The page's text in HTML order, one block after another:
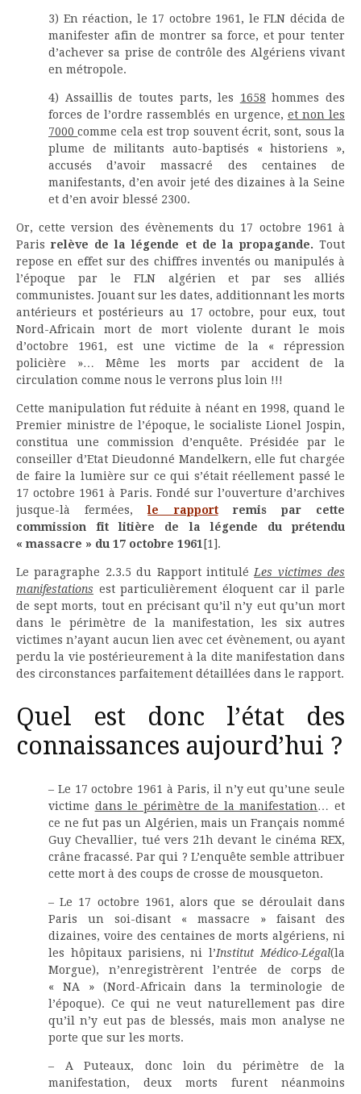
3) En réaction, le 17 octobre 1961, le FLN décida de
manifester afin de montrer sa force, et pour tenter
d’achever sa prise de contrôle des Algériens vivant
en métropole.
4) Assaillis de toutes parts, les 1658 hommes des
forces de l’ordre rassemblés en urgence, et non les
7000comme cela est trop souvent écrit, sont, sous la
plume de militants auto-baptisés « historiens »,
accusés d’avoir massacré des centaines de
manifestants, d’en avoir jeté des dizaines à la Seine
et d’en avoir blessé 2300.
Or, cette version des évènements du 17 octobre 1961 à
Parisrelève de la légende et de la propagande. Tout
repose en effet sur des chiffres inventés ou manipulés à
l’époque par le FLN algérien et par ses alliés
communistes. Jouant sur les dates, additionnant les morts
antérieurs et postérieurs au 17 octobre, pour eux, tout
Nord-Africain mort de mort violente durant le mois
d’octobre 1961, est une victime de la « répression
policière »… Même les morts par accident de la
circulation comme nous le verrons plus loin !!!
Cette manipulation fut réduite à néant en 1998, quand le
Premier ministre de l’époque, le socialiste Lionel Jospin,
constitua une commission d’enquête. Présidée par le
conseiller d’Etat Dieudonné Mandelkern, elle fut chargée
de faire la lumière sur ce qui s’était réellement passé le
17 octobre 1961 à Paris. Fondé sur l’ouverture d’archives
jusque-là fermées,le rapportremis par cette
commission fit litière de la légende du prétendu
« massacre » du 17 octobre 1961 [1].
Le paragraphe 2.3.5 du Rapport intitulé Les victimes des
manifestations est particulièrement éloquent car il parle
de sept morts, tout en précisant qu’il n’y eut qu’un mort
dans le périmètre de la manifestation, les six autres
victimes n’ayant aucun lien avec cet évènement, ou ayant
perdu la vie postérieurement à la dite manifestation dans
des circonstances parfaitement détaillées dans le rapport.
Quel est donc l’état des
connaissances aujourd’hui ?
– Le 17 octobre 1961 à Paris, il n’y eut qu’une seule
victime dans le périmètre de la manifestation… et
ce ne fut pas un Algérien, mais un Français nommé
Guy Chevallier, tué vers 21h devant le cinéma REX,
crâne fracassé. Par qui ? L’enquête semble attribuer
cette mort à des coups de crosse de mousqueton.
– Le 17 octobre 1961, alors que se déroulait dans
Paris un soi-disant « massacre » faisant des
dizaines, voire des centaines de morts algériens, ni
les hôpitaux parisiens, ni l’Institut Médico-Légal(la
Morgue), n’enregistrèrent l’entrée de corps de
« NA » (Nord-Africain dans la terminologie de
l’époque). Ce qui ne veut naturellement pas dire
qu’il n’y eut pas de blessés, mais mon analyse ne
porte que sur les morts.
– A Puteaux, donc loin du périmètre de la
manifestation, deux morts furent néanmoins